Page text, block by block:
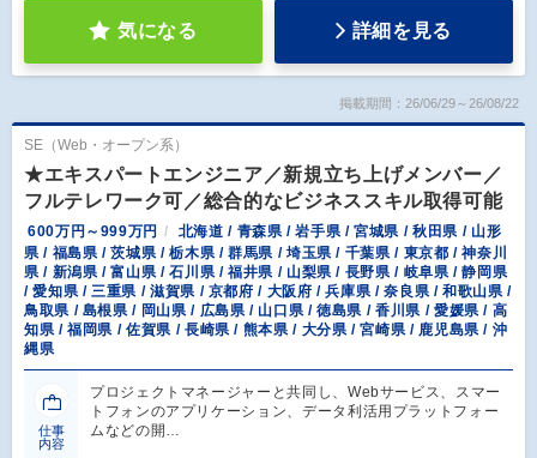
気になる 詳細を見る
掲載期間：26/06/29～26/08/22
SE（Web・オープン系）
★エキスパートエンジニア／新規立ち上げメンバー／
フルテレワーク可／総合的なビジネススキル取得可能
600万円～999万円
北海道 / 青森県 / 岩手県 / 宮城県 / 秋田県 / 山形
県 / 福島県 / 茨城県 / 栃木県 / 群馬県 / 埼玉県 / 千葉県 / 東京都 / 神奈川
県 / 新潟県 / 富山県 / 石川県 / 福井県 / 山梨県 / 長野県 / 岐阜県 / 静岡県
/ 愛知県 / 三重県 / 滋賀県 / 京都府 / 大阪府 / 兵庫県 / 奈良県 / 和歌山県 /
鳥取県 / 島根県 / 岡山県 / 広島県 / 山口県 / 徳島県 / 香川県 / 愛媛県 / 高
知県 / 福岡県 / 佐賀県 / 長崎県 / 熊本県 / 大分県 / 宮崎県 / 鹿児島県 / 沖
縄県
仕事
内容
プロジェクトマネージャーと共同し、Webサービス、スマー
トフォンのアプリケーション、データ利活用プラットフォー
ムなどの開…